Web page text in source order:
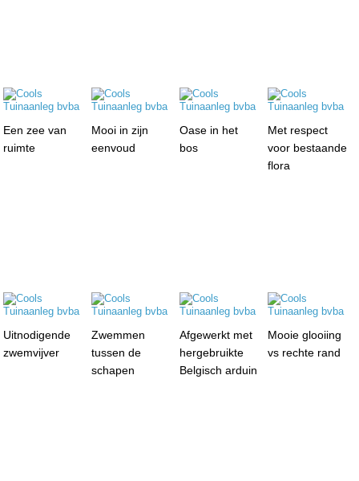
Een zee van
ruimte
Mooi in zijn
eenvoud
Oase in het
bos
Met respect
voor bestaande
flora
Uitnodigende
zwemvijver
Zwemmen
tussen de
schapen
Afgewerkt met
hergebruikte
Belgisch arduin
Mooie glooiing
vs rechte rand